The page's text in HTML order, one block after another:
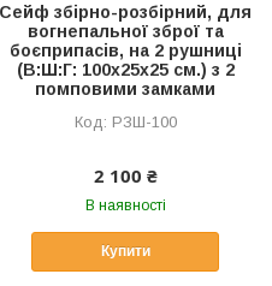
Сейф збірно-розбірний, для
вогнепальної зброї та
боєприпасів, на 2 рушниці
(В:Ш:Г: 100х25х25 см.) з 2
помповими замками
РЗШ-100
2 100 ₴
В наявності
Купити